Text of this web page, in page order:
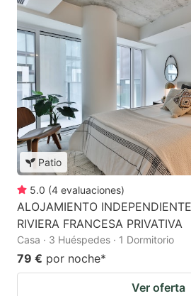
Patio
5.0 (4 evaluaciones)
ALOJAMIENTO
RIVIERA FRANCESA PRIVATIVA
Casa · 3 Huéspedes · 1 Dormitorio
79 € por noche*
Ver oferta